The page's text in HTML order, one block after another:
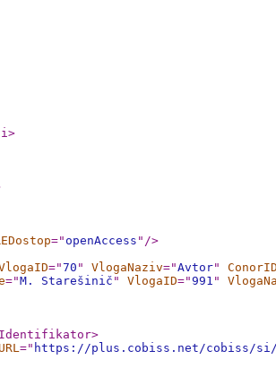
>
=" openAccess " />
="70 " VlogaNaziv="Avtor" ConorID
="M. Starešinič " VlogaID="991 "
>
URL=" https://plus.cobiss.net/cobiss/si/